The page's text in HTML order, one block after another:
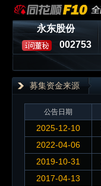
永东股份
002753
募集资金来源
公告日期
2025-12-10
2022-04-06
2019-10-31
2017-04-13